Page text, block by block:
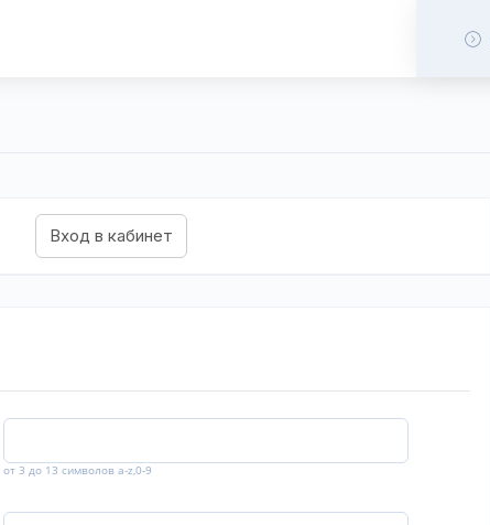
от 3 до 13 символов a-z,0-9